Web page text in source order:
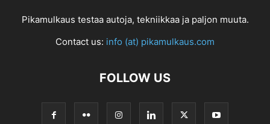
Pikamulkaus testaa autoja, tekniikkaa ja paljon muuta.
Contact us: info (at) pikamulkaus.com
FOLLOW US